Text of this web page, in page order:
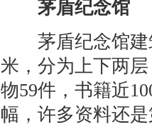
茅盾纪念馆
茅盾纪念馆建
米，分为上下两
物59件，书籍近
幅，许多资料还